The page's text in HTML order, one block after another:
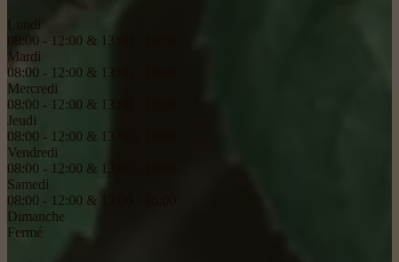
08:00 - 12:00 & 13:00 - 18:00
Mardi
08:00 - 12:00 & 13:00 - 18:00
Mercredi
08:00 - 12:00 & 13:00 - 18:00
Jeudi
08:00 - 12:00 & 13:00 - 18:00
Vendredi
08:00 - 12:00 & 13:00 - 18:00
Samedi
08:00 - 12:00 & 13:00 - 16:00
Dimanche
Fermé